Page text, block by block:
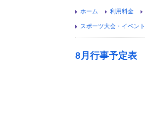
ホーム 利用料金
スポーツ大会・イベン
8月行事予定表